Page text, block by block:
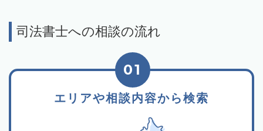
司法書士への相談の流れ
エリアや相談内容から検索
01